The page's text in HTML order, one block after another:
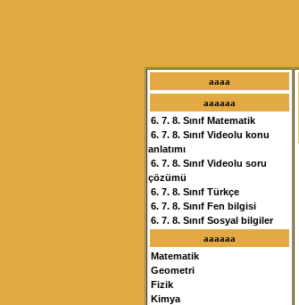
aaaa
aaaaaa
6. 7. 8. Sınıf Matematik
6. 7. 8. Sınıf Videolu konu
anlatımı
6. 7. 8. Sınıf Videolu soru
çözümü
6. 7. 8. Sınıf Türkçe
6. 7. 8. Sınıf Fen bilgisi
6. 7. 8. Sınıf Sosyal bilgiler
aaaaaa
Matematik
Geometri
Fizik
Kimya